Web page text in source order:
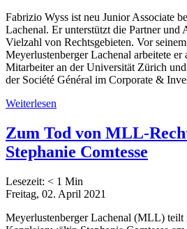
Fabrizio Wyss ist neu Junior Associate
Lachenal. Er unterstützt die Partner
Vielzahl von Rechtsgebieten. Vor
Meyerlustenberger Lachenal arbeitete er
Mitarbeiter an der Universität Zürich
der Société Général im Corporate &
Weiterlesen
Zum Tod von MLL-
Stephanie Comtesse
Lesezeit: < 1 Min
Freitag, 02. April 2021
Meyerlustenberger Lachenal (MLL) teilt